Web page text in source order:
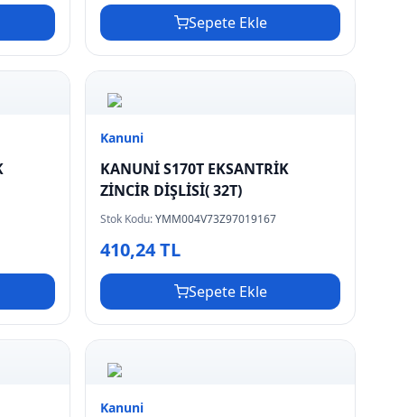
Sepete Ekle
Kanuni
KANUNİ S170T EKSANTRİK
ZİNCİR DİŞLİSİ( 32T)
Stok Kodu:YMM004V73Z97019167
410,24 TL
Sepete Ekle
Kanuni